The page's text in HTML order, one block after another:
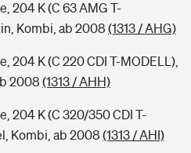
204 K (C 63 AMG T-
Kombi, ab 2008 (1313 / AHG)
204 K (C 220 CDI T-MODELL),
2008 (1313 / AHH)
204 K (C 320/350 CDI T-
Kombi, ab 2008 (1313 / AHI)